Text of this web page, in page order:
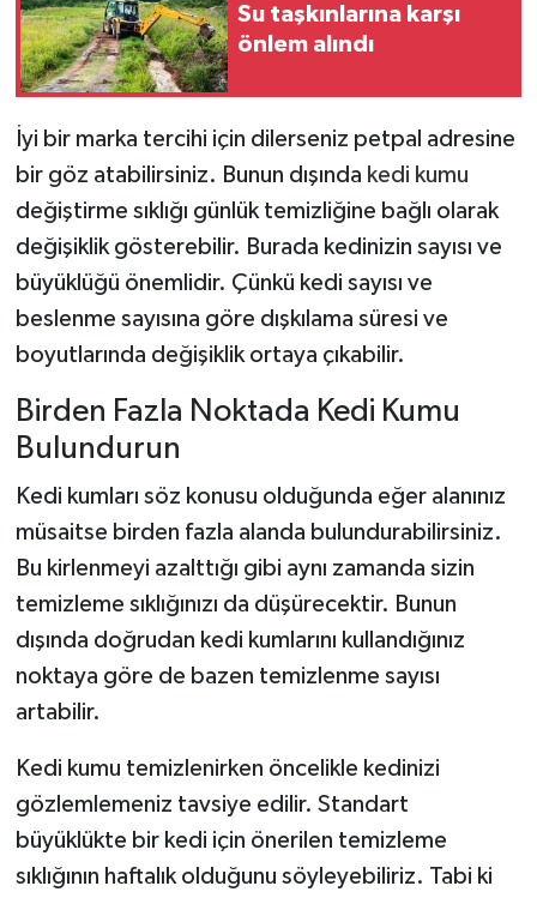
Su taşkınlarına karşı
önlem alındı
İyi bir marka tercihi için dilerseniz petpal adresine
bir göz atabilirsiniz. Bunun dışında kedi kumu
değiştirme sıklığı günlük temizliğine bağlı olarak
değişiklik gösterebilir. Burada kedinizin sayısı ve
büyüklüğü önemlidir. Çünkü kedi sayısı ve
beslenme sayısına göre dışkılama süresi ve
boyutlarında değişiklik ortaya çıkabilir.
Birden Fazla Noktada Kedi Kumu
Bulundurun
Kedi kumları söz konusu olduğunda eğer alanınız
müsaitse birden fazla alanda bulundurabilirsiniz.
Bu kirlenmeyi azalttığı gibi aynı zamanda sizin
temizleme sıklığınızı da düşürecektir. Bunun
dışında doğrudan kedi kumlarını kullandığınız
noktaya göre de bazen temizlenme sayısı
artabilir.
Kedi kumu temizlenirken öncelikle kedinizi
gözlemlemeniz tavsiye edilir. Standart
büyüklükte bir kedi için önerilen temizleme
sıklığının haftalık olduğunu söyleyebiliriz. Tabi ki
Tüm Haberler